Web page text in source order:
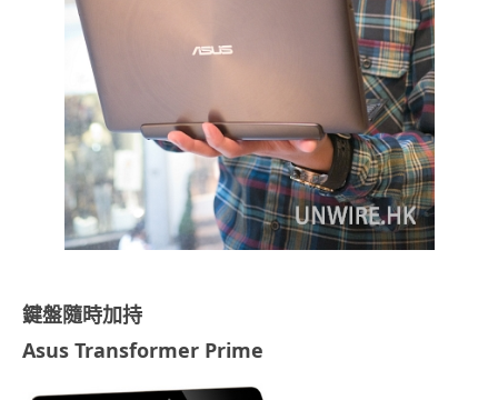
鍵盤隨時加持
Asus Transformer Prime